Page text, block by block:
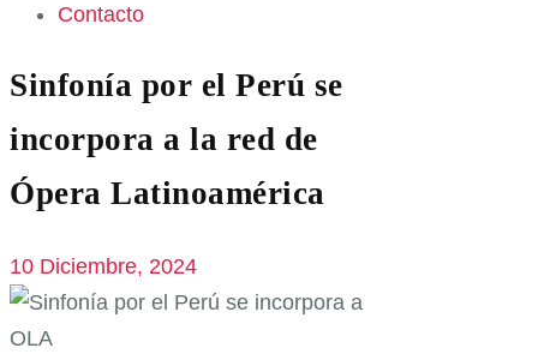
Contacto
Sinfonía por el Perú se
incorpora a la red de
Ópera Latinoamérica
10 Diciembre, 2024